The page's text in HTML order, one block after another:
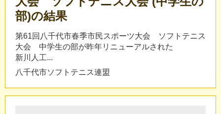
部)の結果
第61回八千代市春季市民スポーツ大会 ソフトテニス
大会 中学生の部が昨年リニューアルされた
新川人工...
八千代市ソフトテニス連盟